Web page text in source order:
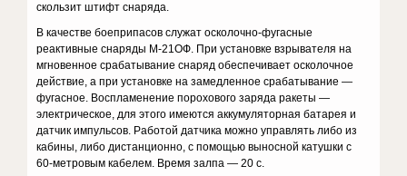
скользит штифт снаряда.
В качестве боеприпасов служат осколочно-фугасные
реактивные снаряды М-21ОФ. При установке взрывателя на
мгновенное срабатывание снаряд обеспечивает осколочное
действие, а при установке на замедленное срабатывание —
фугасное. Воспламенение порохового заряда ракеты —
электрическое, для этого имеются аккумуляторная батарея и
датчик импульсов. Работой датчика можно управлять либо из
кабины, либо дистанционно, с помощью выносной катушки с
60-метровым кабелем. Время залпа — 20 с.